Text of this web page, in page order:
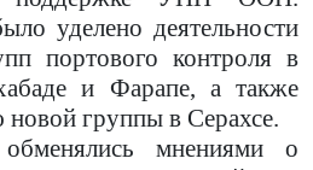
уделено деятельности
портового контроля в
и Фарапе, а также
группы в Серахсе.
обменялись мнениями о